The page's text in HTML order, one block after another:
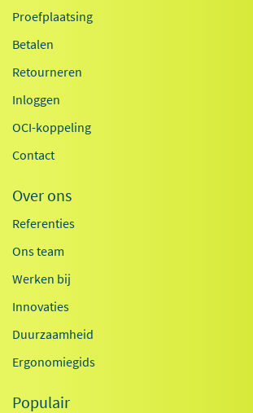
Proefplaatsing
Betalen
Retourneren
Inloggen
OCI-koppeling
Contact
Over ons
Referenties
Ons team
Werken bij
Innovaties
Duurzaamheid
Ergonomiegids
Populair